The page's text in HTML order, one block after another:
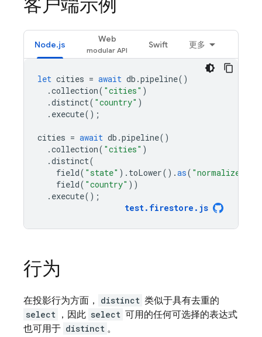
客户端示例
Node.js
Web
Swift 更多
let cities = await db .pipeline()
.collection( "cities" )
.distinct( "country" )
. execute();
cities = await db .pipeline()
.collection( "cities" )
.distinct(
field( "state" ). toLower().as(
field( "country" ))
. execute();
test. firestore . js
行为
在投影行为方面， distinct 类似于具有去重的
select ，因此 select 可用的任何可选择的表达式
也可用于 distinct 。